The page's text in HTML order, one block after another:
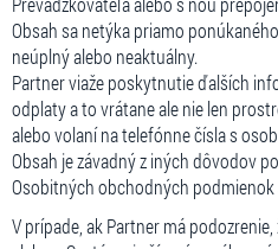
Obsah sa netýka priamo
neúplný alebo neaktuálny.
Partner viaže poskytnutie ďalších
odplaty a to vrátane ale nie len
alebo volaní na telefónne čísla s
Obsah je závadný z iných dôvodov
Osobitných obchodných
V prípade, ak Partner má